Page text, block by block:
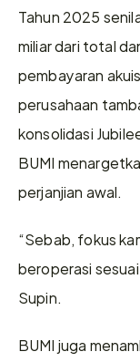
Tahun 2025
miliar dari total
pembayaran
perusahaan
konsolidasi
BUMI
perjanjian awal.
“Sebab, fokus
beroperasi
Supin.
BUMI juga